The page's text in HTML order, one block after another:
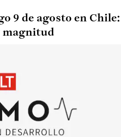
9 de agosto en Chile:
magnitud